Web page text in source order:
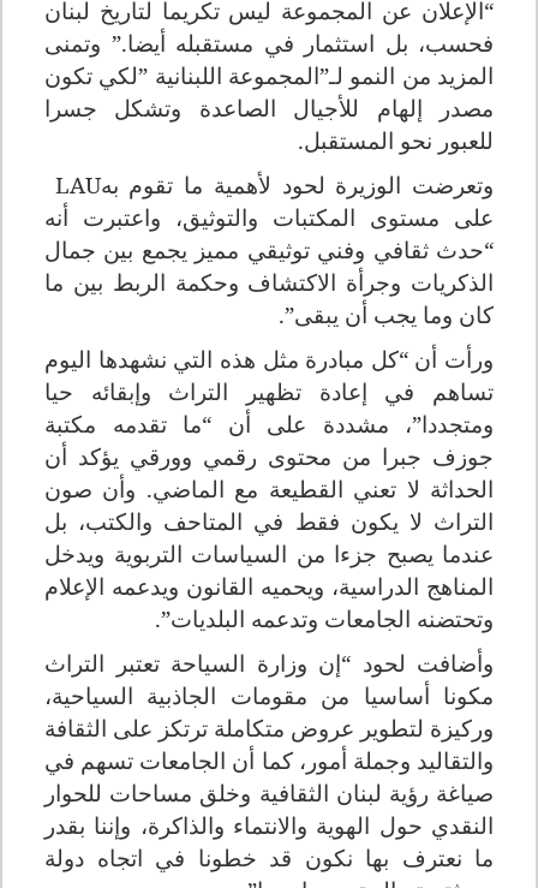
“الإعلان عن المجموعة ليس تكريما لتاريخ لبنان
فحسب، بل استثمار في مستقبله أيضا.” وتمنى
المزيد من النمو لـ”المجموعة اللبنانية ”لكي تكون
مصدر إلهام للأجيال الصاعدة وتشكل جسرا
للعبور نحو المستقبل.
وتعرضت الوزيرة لحود لأهمية ما تقوم بهLAU
على مستوى المكتبات والتوثيق، واعتبرت أنه
“حدث ثقافي وفني توثيقي مميز يجمع بين جمال
الذكريات وجرأة الاكتشاف وحكمة الربط بين ما
كان وما يجب أن يبقى.”
ورأت أن “كل مبادرة مثل هذه التي نشهدها اليوم
تساهم في إعادة تظهير التراث وإبقائه حيا
ومتجددا”، مشددة على أن “ما تقدمه مكتبة
جوزف جبرا من محتوى رقمي وورقي يؤكد أن
الحداثة لا تعني القطيعة مع الماضي. وأن صون
التراث لا يكون فقط في المتاحف والكتب، بل
عندما يصبح جزءا من السياسات التربوية ويدخل
المناهج الدراسية، ويحميه القانون ويدعمه الإعلام
وتحتضنه الجامعات وتدعمه البلديات.”
وأضافت لحود “إن وزارة السياحة تعتبر التراث
مكونا أساسيا من مقومات الجاذبية السياحية،
وركيزة لتطوير عروض متكاملة ترتكز على الثقافة
والتقاليد وجملة أمور، كما أن الجامعات تسهم في
صياغة رؤية لبنان الثقافية وخلق مساحات للحوار
النقدي حول الهوية والانتماء والذاكرة، وإننا بقدر
ما نعترف بها نكون قد خطونا في اتجاه دولة